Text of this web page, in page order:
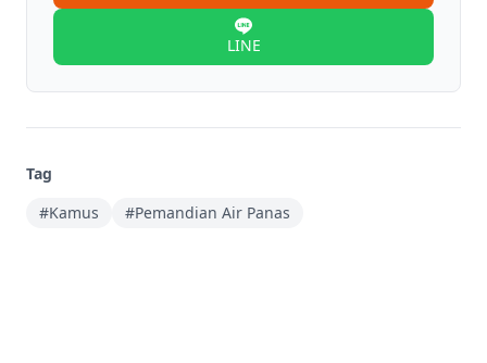
LINE
Tag
#Kamus
#Pemandian Air Panas